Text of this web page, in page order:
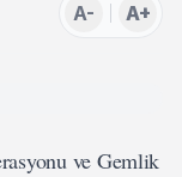
A- A+
ve Gemlik